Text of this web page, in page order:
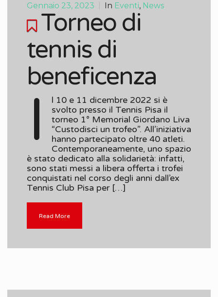
Gennaio 23, 2023 In Eventi, News
Torneo di
tennis di
beneficenza
I
l 10 e 11 dicembre 2022 si è
svolto presso il Tennis Pisa il
torneo 1° Memorial Giordano Liva
“Custodisci un trofeo”. All’iniziativa
hanno partecipato oltre 40 atleti.
Contemporaneamente, uno spazio
è stato dedicato alla solidarietà: infatti,
sono stati messi a libera offerta i trofei
conquistati nel corso degli anni dall’ex
Tennis Club Pisa per […]
Read More